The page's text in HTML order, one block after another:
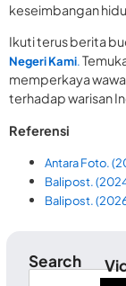
keseimbangan
Ikuti terus berita
Negeri Kami.
memperkaya
terhadap warisan
Referensi
Antara Foto.
Balipost.
Balipost.
Search